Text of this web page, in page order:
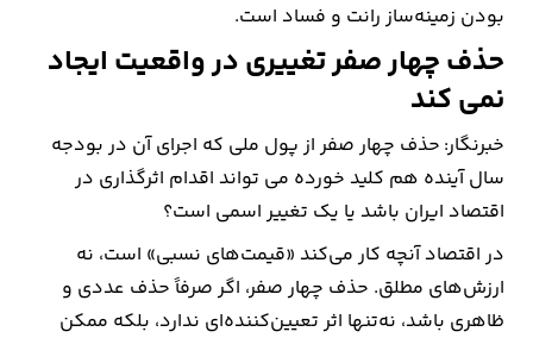
بودن زمینه‌ساز رانت و فساد است.
حذف چهار صفر تغییری در واقعیت ایجاد
نمی کند
خبرنگار: حذف چهار صفر از پول ملی که اجرای آن در بودجه
سال آینده هم کلید خورده می تواند اقدام اثرگذاری در
اقتصاد ایران باشد یا یک تغییر اسمی است؟
در اقتصاد آنچه کار می‌کند «قیمت‌های نسبی» است، نه
ارزش‌های مطلق. حذف چهار صفر، اگر صرفاً حذف عددی و
ظاهری باشد، نه‌تنها اثر تعیین‌کننده‌ای ندارد، بلکه ممکن